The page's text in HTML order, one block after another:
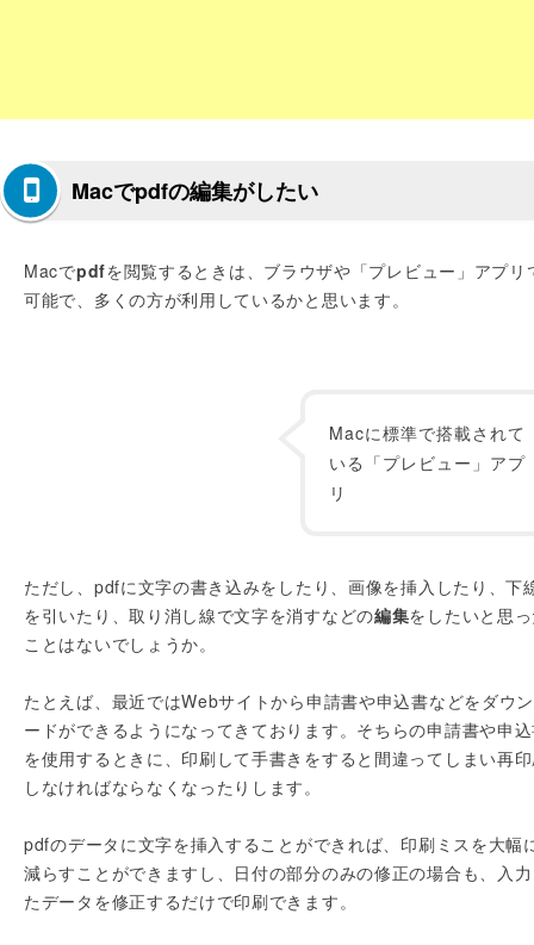
Macでpdfの編集がしたい
Macでpdfを閲覧するときは、ブラウザや「プレビュー」アプリ
可能で、多くの方が利用しているかと思います。
Macに標準で搭載されて
いる「プレビュー」アプ
リ
ただし、pdfに文字の書き込みをしたり、画像を挿入したり、下
を引いたり、取り消し線で文字を消すなどの編集をしたいと思
ことはないでしょうか。
たとえば、最近ではWebサイトから申請書や申込書などをダウ
ードができるようになってきております。そちらの申請書や申
を使用するときに、印刷して手書きをすると間違ってしまい再
しなければならなくなったりします。
pdfのデータに文字を挿入することができれば、印刷ミスを大幅
減らすことができますし、日付の部分のみの修正の場合も、入
たデータを修正するだけで印刷できます。